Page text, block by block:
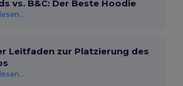
vs. B&C: Der Beste Hoodie
Leitfaden zur Platzierung des